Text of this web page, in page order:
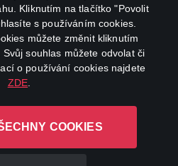
Kliknutím na tlačítko "Povolit
s používáním cookies.
můžete změnit kliknutím
souhlas můžete odvolat či
o používání cookies najdete
ZDE
COOKIES